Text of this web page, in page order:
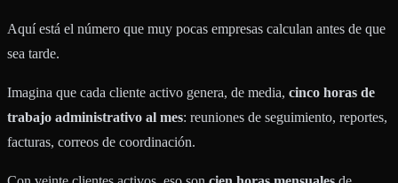
Aquí está el número que muy pocas empresas calculan antes de que
sea tarde.
Imagina que cada cliente activo genera, de media, cinco horas de
trabajo administrativo al mes: reuniones de seguimiento, reportes,
facturas, correos de coordinación.